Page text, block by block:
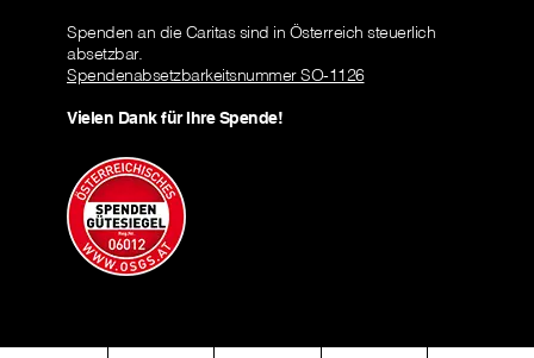
Spenden an die Caritas sind in Österreich steuerlich
absetzbar.
Spendenabsetzbarkeitsnummer SO-1126
Vielen Dank für Ihre Spende!